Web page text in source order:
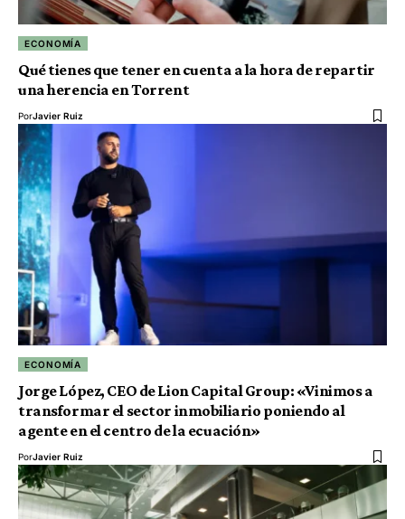
ECONOMÍA
Qué tienes que tener en cuenta a la hora de repartir
una herencia en Torrent
PorJavier Ruiz
ECONOMÍA
Jorge López, CEO de Lion Capital Group: «Vinimos a
transformar el sector inmobiliario poniendo al
agente en el centro de la ecuación»
PorJavier Ruiz